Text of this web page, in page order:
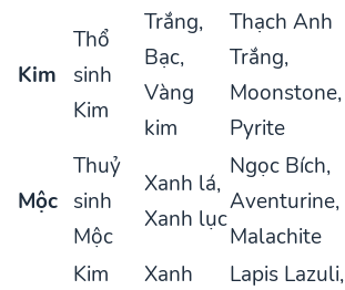
Kim
Thổ
sinh
Kim
Trắng,
Bạc,
Vàng
kim
Thạch Anh
Trắng,
Moonstone,
Pyrite
Mộc
Thuỷ
sinh
Mộc
Xanh lá,
Xanh lục
Ngọc Bích,
Aventurine,
Malachite
Kim
Xanh
Lapis Lazuli,